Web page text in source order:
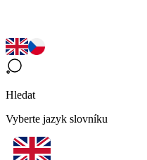
Hledat
Vyberte jazyk slovníku